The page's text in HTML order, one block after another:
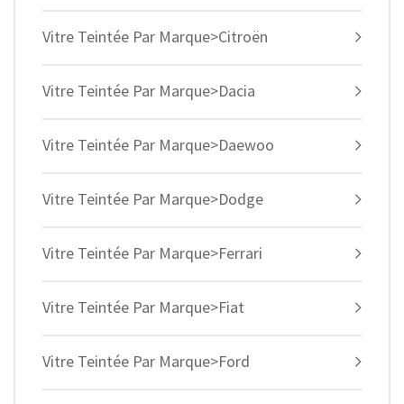
Vitre Teintée Par Marque>Citroën
Vitre Teintée Par Marque>Dacia
Vitre Teintée Par Marque>Daewoo
Vitre Teintée Par Marque>Dodge
Vitre Teintée Par Marque>Ferrari
Vitre Teintée Par Marque>Fiat
Vitre Teintée Par Marque>Ford